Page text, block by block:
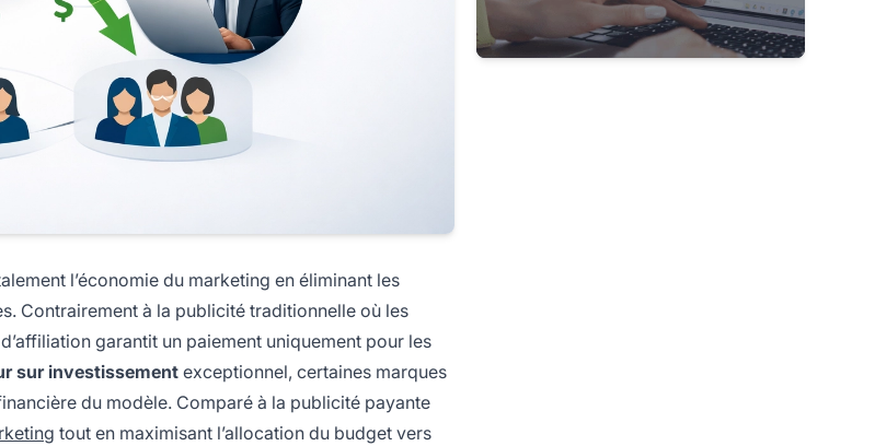
l’économie du marketing en éliminant les
Contrairement à la publicité traditionnelle où les
garantit un paiement uniquement pour les
sur investissement exceptionnel, certaines marques
du modèle. Comparé à la publicité payante
tout en maximisant l’allocation du budget vers